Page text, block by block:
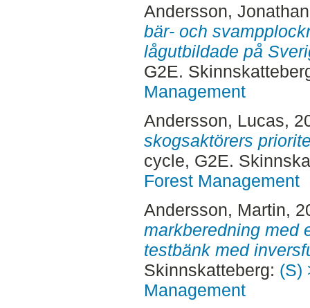
Andersson, Jonathan
bär- och
lågutbildade på
G2E.
Management
Andersson, Lucas,
skogsaktörers
cycle, G2E.
Forest Management
Andersson, Martin,
markberedning med
testbänk med
Skinnskatteberg: (S)
Management